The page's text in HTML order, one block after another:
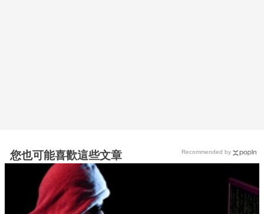
您也可能喜歡這些文章 Recommended by